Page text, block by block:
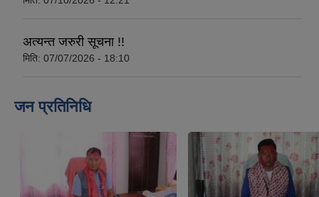
अत्यन्त जरुरी सूचना !!
मिति: 07/07/2026 - 18:10
जन प्रतिनिधि